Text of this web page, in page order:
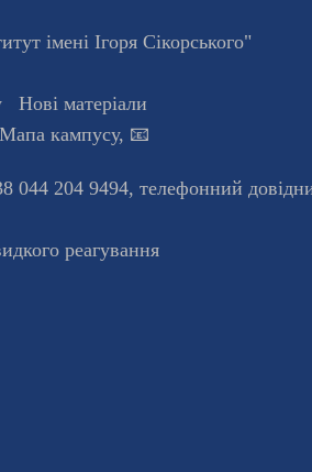
імені Ігоря Сікорського"
Нові матеріали
кампусу, 📧
044 204 9494, телефонний
реагування